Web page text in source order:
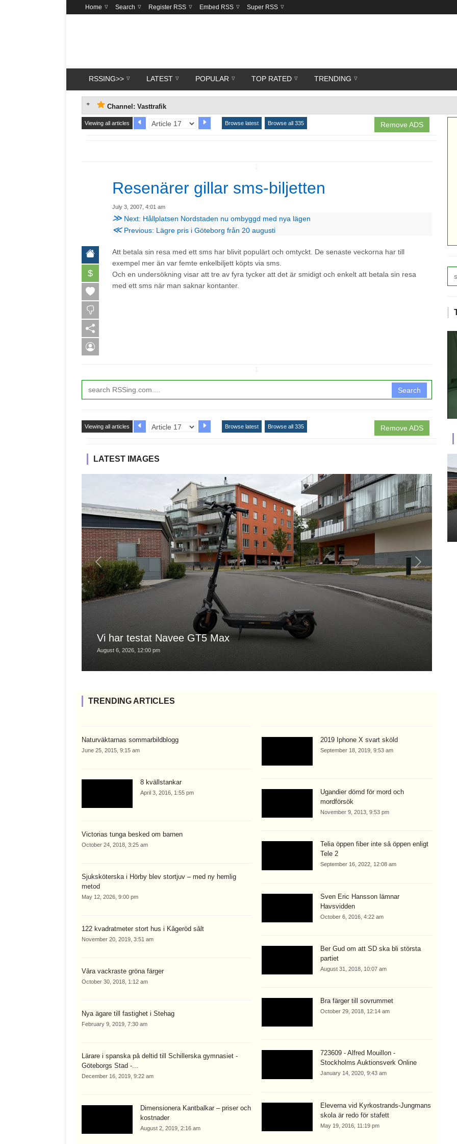
Home Search Register RSS Embed RSS Super RSS
RSSING>> LATEST POPULAR TOP RATED TRENDING
Channel: Vasttrafik
Remove ADS
Viewing all articles Browse latest Browse all 335
Resenärer gillar sms-biljetten
July 3, 2007, 4:01 am
≫ Next: Hållplatsen Nordstaden nu ombyggd med nya lägen
≪Previous: Lägre pris i Göteborg från 20 augusti
$
Att betala sin resa med ett sms har blivit populärt och omtyckt. De senaste veckorna har till
exempel mer än var femte enkelbiljett köpts via sms.
Och en undersökning visar att tre av fyra tycker att det är smidigt och enkelt att betala sin resa
med ett sms när man saknar kontanter.
Search
Remove ADS
Viewing all articles Browse latest Browse all 335
LATEST IMAGES
Vi har testat Navee GT5 Max
August 6, 2026, 12:00 pm
TRENDING ARTICLES
Naturväktarnas sommarbildblogg
June 25, 2015, 9:15 am
8 kvällstankar
April 3, 2016, 1:55 pm
Victorias tunga besked om barnen
October 24, 2018, 3:25 am
Sjuksköterska i Hörby blev stortjuv – med ny hemlig
metod
May 12, 2026, 9:00 pm
122 kvadratmeter stort hus i Kågeröd sålt
November 20, 2019, 3:51 am
Våra vackraste gröna färger
October 30, 2018, 1:12 am
Nya ägare till fastighet i Stehag
February 9, 2019, 7:30 am
Lärare i spanska på deltid till Schillerska gymnasiet -
Göteborgs Stad -...
December 16, 2019, 9:22 am
Dimensionera Kantbalkar – priser och
kostnader
August 2, 2019, 2:16 am
2019 Iphone X svart sköld
September 18, 2019, 9:53 am
Ugandier dömd för mord och
mordförsök
November 9, 2013, 9:53 pm
Telia öppen fiber inte så öppen enligt
Tele 2
September 16, 2022, 12:08 am
Sven Eric Hansson lämnar
Havsvidden
October 6, 2016, 4:22 am
Ber Gud om att SD ska bli största
partiet
August 31, 2018, 10:07 am
Bra färger till sovrummet
October 29, 2018, 12:14 am
723609 - Alfred Mouillon -
Stockholms Auktionsverk Online
January 14, 2020, 9:43 am
Eleverna vid Kyrkostrands-Jungmans
skola är redo för stafett
May 19, 2016, 11:19 pm